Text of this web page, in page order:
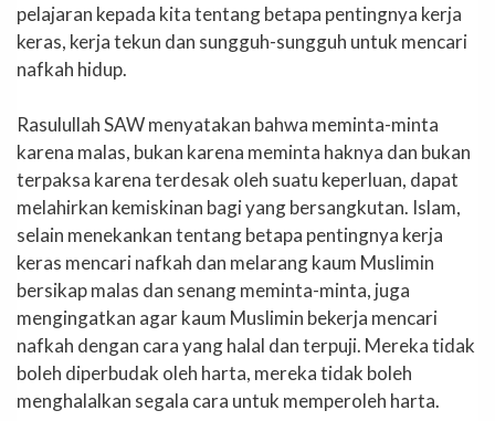
pelajaran kepada kita tentang betapa pentingnya kerja
keras, kerja tekun dan sungguh-sungguh untuk mencari
nafkah hidup.
Rasulullah SAW menyatakan bahwa meminta-minta
karena malas, bukan karena meminta haknya dan bukan
terpaksa karena terdesak oleh suatu keperluan, dapat
melahirkan kemiskinan bagi yang bersangkutan. Islam,
selain menekankan tentang betapa pentingnya kerja
keras mencari nafkah dan melarang kaum Muslimin
bersikap malas dan senang meminta-minta, juga
mengingatkan agar kaum Muslimin bekerja mencari
nafkah dengan cara yang halal dan terpuji. Mereka tidak
boleh diperbudak oleh harta, mereka tidak boleh
menghalalkan segala cara untuk memperoleh harta.